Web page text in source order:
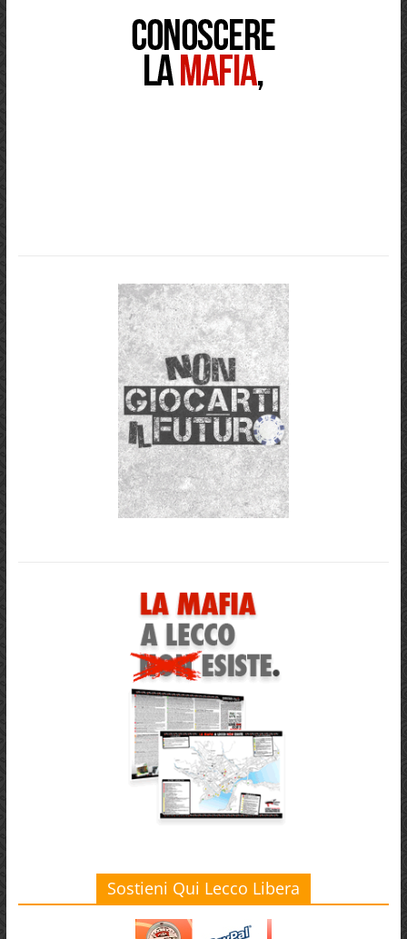
Sostieni Qui Lecco Libera